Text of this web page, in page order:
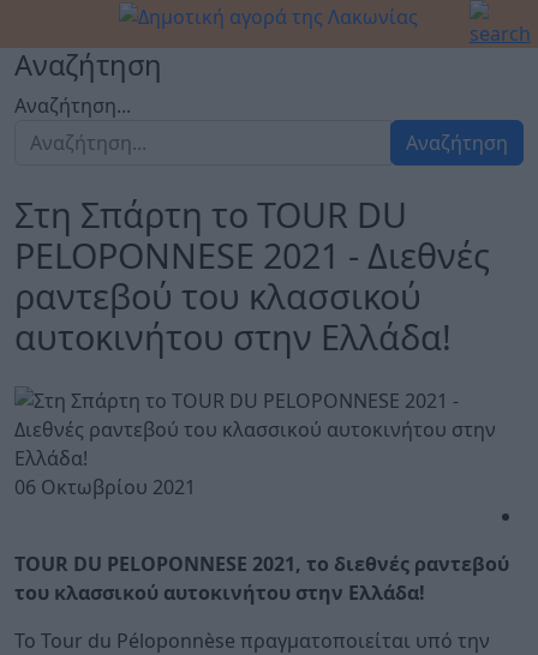
Αναζήτηση
Αναζήτηση...
Αναζήτηση
Στη Σπάρτη το TOUR DU
PELOPONNESE 2021 - Διεθνές
ραντεβού του κλασσικού
αυτοκινήτου στην Ελλάδα!
06 Οκτωβρίου 2021
TOUR DU PELOPONNESE 2021, το διεθνές ραντεβού
του κλασσικού αυτοκινήτου στην Ελλάδα!
Το Tour du Péloponnèse πραγματοποιείται υπό την